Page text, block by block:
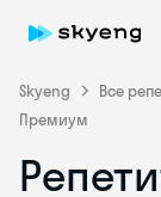
Skyeng Все
Премиум